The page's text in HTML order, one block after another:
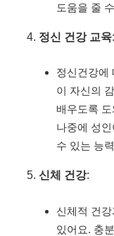
도움을 줄
정신 건강 교육:
정신건강에
이 자신의
배우도록
나중에 성
수 있는 능
신체 건강:
신체적 건
있어요. 충